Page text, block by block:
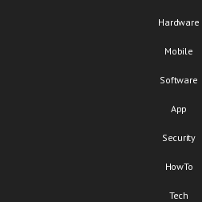
Hardware
Mobile
Software
App
Security
HowTo
Tech